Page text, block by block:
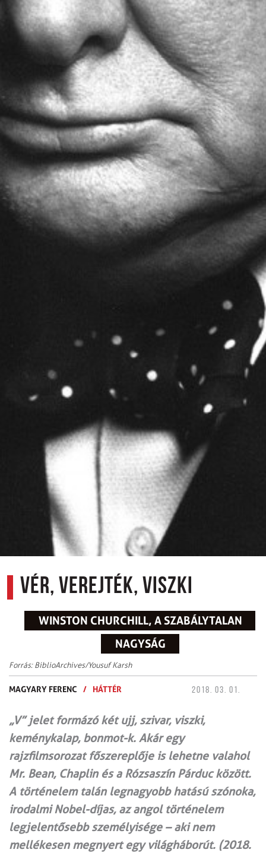
Vér, verejték, viszki
WINSTON CHURCHILL, A SZABÁLYTALAN
NAGYSÁG
Forrás: BiblioArchives/Yousuf Karsh
MAGYARY FERENC / HÁTTÉR 2018. 03. 01.
„V” jelet formázó két ujj, szivar, viszki,
keménykalap, bonmot-k. Akár egy
rajzfilmsorozat főszereplője is lehetne valahol
Mr. Bean, Chaplin és a Rózsaszín Párduc között.
A történelem talán legnagyobb hatású szónoka,
irodalmi Nobel-díjas, az angol történelem
legjelentősebb személyisége – aki nem
mellékesen megnyert egy világháborút. (2018.